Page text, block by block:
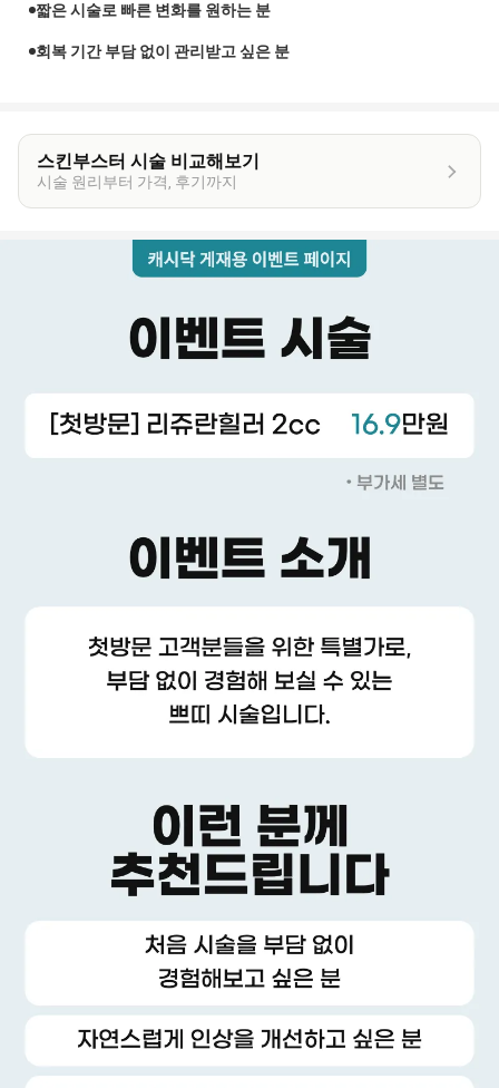
짧은 시술로 빠른 변화를 원하는 분
회복 기간 부담 없이 관리받고 싶은 분
스킨부스터 시술 비교해보기
시술 원리부터 가격, 후기까지
정